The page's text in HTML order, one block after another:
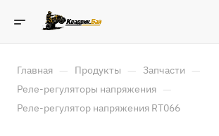
Главная — Продукты — Запчасти —
Реле-регуляторы напряжения —
Реле-регулятор напряжения RT066